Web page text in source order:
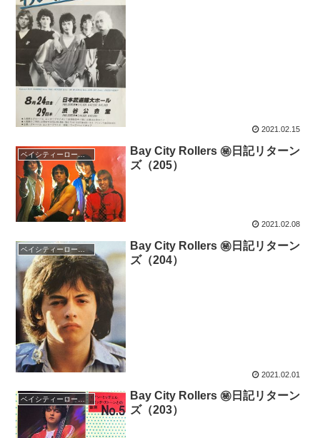
2021.02.15
ベイシティーローラーズ
Bay City Rollers ㊙日記リターン
ズ（205）
2021.02.08
ベイシティーローラーズ
Bay City Rollers ㊙日記リターン
ズ（204）
2021.02.01
Bay City Rollers ㊙日記リターン
ズ（203）